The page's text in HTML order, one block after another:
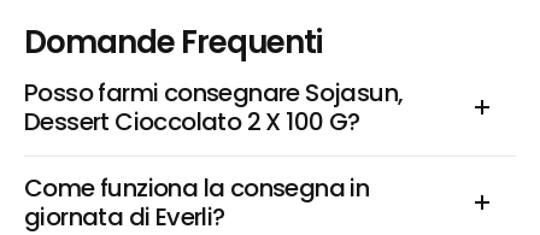
Domande Frequenti
Posso farmi consegnare Sojasun,
Dessert Cioccolato 2 X 100 G?
Come funziona la consegna in
giornata di Everli?